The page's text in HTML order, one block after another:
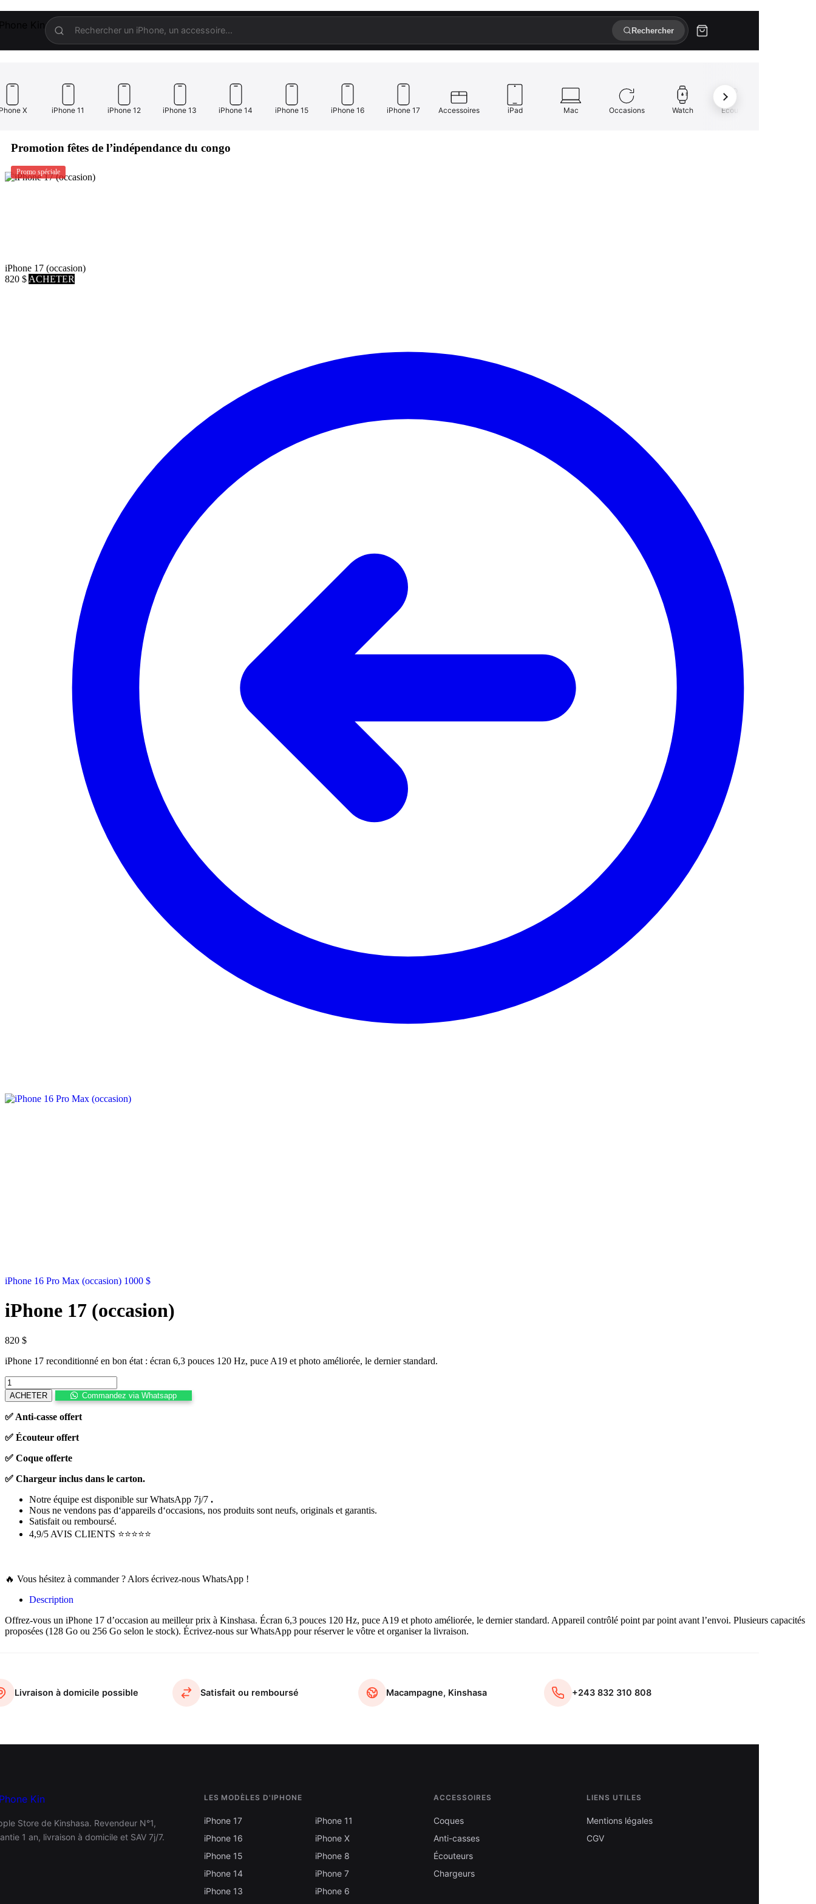
Rechercher
X iPhone 11 iPhone 12 iPhone 13 iPhone 14 iPhone 15 iPhone 16 iPhone 17 Accessoires iPad Mac Occasions Watch Écouteurs
Promotion fêtes de l’indépendance du congo
Promo spéciale
iPhone 17 (occasion)
820 $ ACHETER
iPhone 16 Pro Max (occasion) 1000 $
iPhone 17 (occasion)
820 $
iPhone 17 reconditionné en bon état : écran 6,3 pouces 120 Hz, puce A19 et photo améliorée, le dernier standard.
ACHETER Commandez via Whatsapp
✅ Anti-casse offert
✅ Écouteur offert
✅ Coque offerte
✅ Chargeur inclus dans le carton.
Notre équipe est disponible sur WhatsApp 7j/7 .
Nous ne vendons pas d‘appareils d‘occasions, nos produits sont neufs, originals et garantis.
Satisfait ou remboursé.
4,9/5 AVIS CLIENTS ⭐⭐⭐⭐⭐
🔥 Vous hésitez à commander ? Alors écrivez-nous WhatsApp !
Description
Offrez-vous un iPhone 17 d’occasion au meilleur prix à Kinshasa. Écran 6,3 pouces 120 Hz, puce A19 et photo améliorée, le dernier standard. Appareil contrôlé point par point avant l’envoi. Plusieurs capacités
proposées (128 Go ou 256 Go selon le stock). Écrivez-nous sur WhatsApp pour réserver le vôtre et organiser la livraison.
Livraison à domicile possible Satisfait ou remboursé Macampagne, Kinshasa +243 832 310 808
Store de Kinshasa. Revendeur N°1,
1 an, livraison à domicile et SAV 7j/7.
LES MODÈLES D'IPHONE
iPhone 17
iPhone 16
iPhone 15
iPhone 14
iPhone 13
iPhone 11
iPhone X
iPhone 8
iPhone 7
iPhone 6
ACCESSOIRES
Coques
Anti-casses
Écouteurs
Chargeurs
LIENS UTILES
Mentions légales
CGV